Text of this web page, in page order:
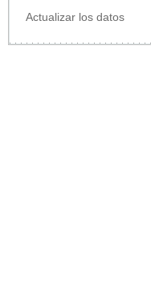
Actualizar los datos